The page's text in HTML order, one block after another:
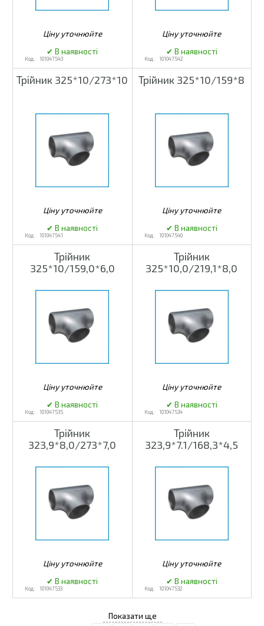
101047543 101047542
Трійник 325*10/273*10
101047541
Трійник 325*10/159*8
101047540
Трійник
325*10/159,0*6,0
101047535
Трійник
325*10,0/219,1*8,0
101047534
Трійник
323,9*8,0/273*7,0
101047533
Трійник
323,9*7.1/168,3*4,5
101047532